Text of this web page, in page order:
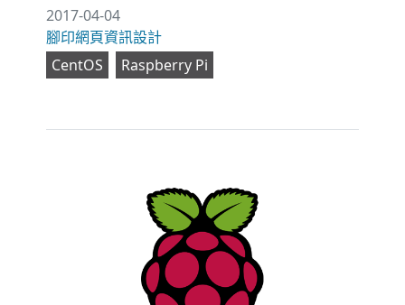
2017-04-04
腳印網頁資訊設計
CentOS
Raspberry Pi